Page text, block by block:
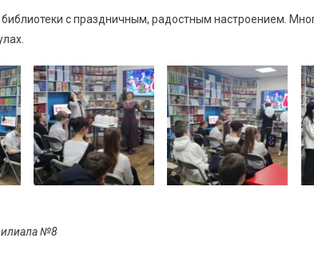
библиотеки с праздничным, радостным настроением.
№8